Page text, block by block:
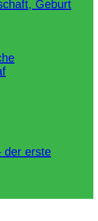
Geburt
der erste